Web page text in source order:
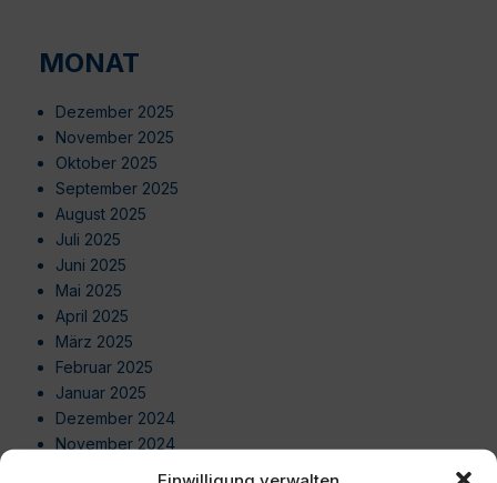
MONAT
Dezember 2025
November 2025
Oktober 2025
September 2025
August 2025
Juli 2025
Juni 2025
Mai 2025
April 2025
März 2025
Februar 2025
Januar 2025
Dezember 2024
November 2024